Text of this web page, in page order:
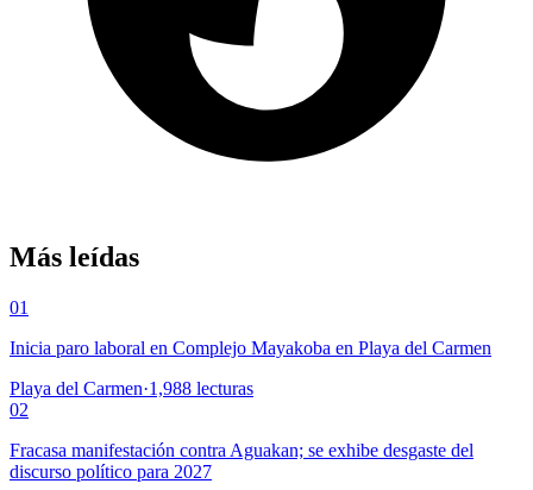
Más leídas
01
Inicia paro laboral en Complejo Mayakoba en Playa del Carmen
Playa del Carmen·1,988 lecturas
02
Fracasa manifestación contra Aguakan; se exhibe desgaste del
discurso político para 2027